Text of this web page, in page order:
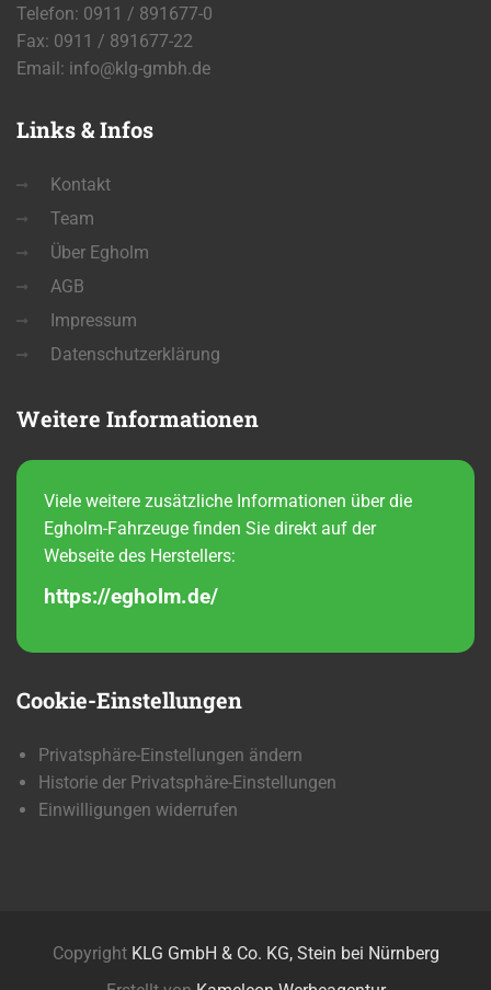
Telefon: 0911 / 891677-0
Fax: 0911 / 891677-22
Email: info@klg-gmbh.de
Links& Infos
Kontakt
Team
Über Egholm
AGB
Impressum
Datenschutzerklärung
Weitere Informationen
Viele weitere zusätzliche Informationen über die
Egholm-Fahrzeuge finden Sie direkt auf der
Webseite des Herstellers:
https://egholm.de/
Cookie-Einstellungen
Privatsphäre-Einstellungen ändern
Historie der Privatsphäre-Einstellungen
Einwilligungen widerrufen
Copyright KLG GmbH & Co. KG, Stein bei Nürnberg